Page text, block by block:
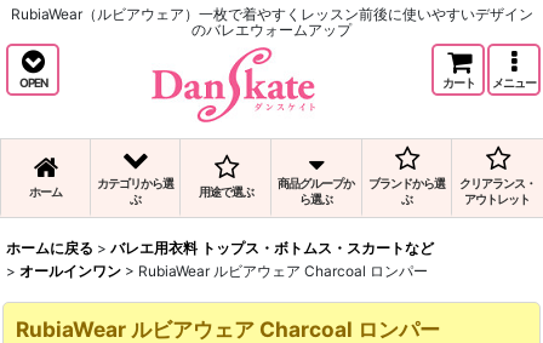
RubiaWear（ルビアウェア）一枚で着やすくレッスン前後に使いやすいデザイン
のバレエウォームアップ
OPEN カート メニュー
ホーム
カテゴリから選
ぶ
用途で選ぶ
商品グループか
ら選ぶ
ブランドから選
ぶ
クリアランス・
アウトレット
ホームに戻る > バレエ用衣料 トップス・ボトムス・スカートなど
> オールインワン > RubiaWear ルビアウェア Charcoal ロンパー
RubiaWear ルビアウェア Charcoal ロンパー